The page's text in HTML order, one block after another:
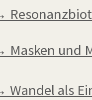
Masken und
Wandel als